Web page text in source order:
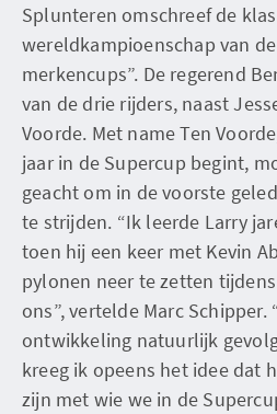
Splunteren omschreef de
wereldkampioenschap van
merkencups”. De regerend
van de drie rijders, naast
Voorde. Met name Ten
jaar in de Supercup begint,
geacht om in de voorste
te strijden. “Ik leerde Larry
toen hij een keer met Kevin
pylonen neer te zetten
ons”, vertelde Marc Schipper.
ontwikkeling natuurlijk
kreeg ik opeens het idee dat
zijn met wie we in de